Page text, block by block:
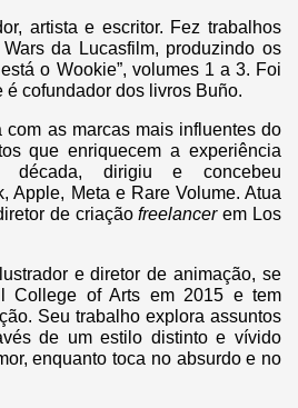
artista e escritor. Fez trabalhos
da Lucasfilm, produzindo os
o Wookie”, volumes 1 a 3. Foi
é cofundador dos livros Buño.
as marcas mais influentes do
que enriquecem a experiência
década, dirigiu e concebeu
Apple, Meta e Rare Volume. Atua
de criaçãofreelancerem Los
e diretor de animação, se
College of Arts em 2015 e tem
Seu trabalho explora assuntos
de um estilo distinto e vívido
enquanto toca no absurdo e no